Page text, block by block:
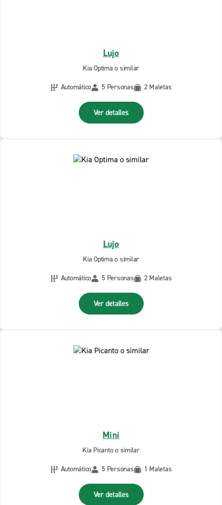
Lujo
Kia Optima o similar
Automático
5 Personas 2 Maletas
Ver detalles
Lujo
Kia Optima o similar
Automático
5 Personas 2 Maletas
Ver detalles
Mini
Kia Picanto o similar
Automático
5 Personas 1 Maletas
Ver detalles